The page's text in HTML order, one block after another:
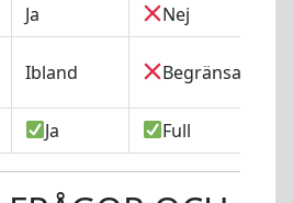
Ja
Nej
Ibland Begränsad
Ja Full